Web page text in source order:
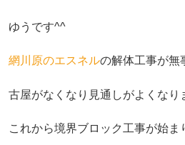
ゆうです^^
網川原のエスネルの解体工事が無
古屋がなくなり見通しがよくなり
これから境界ブロック工事が始ま